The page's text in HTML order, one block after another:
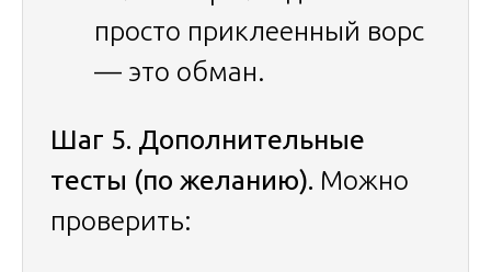
просто приклеенный ворс
— это обман.
Шаг 5. Дополнительные
тесты (по желанию). Можно
проверить: